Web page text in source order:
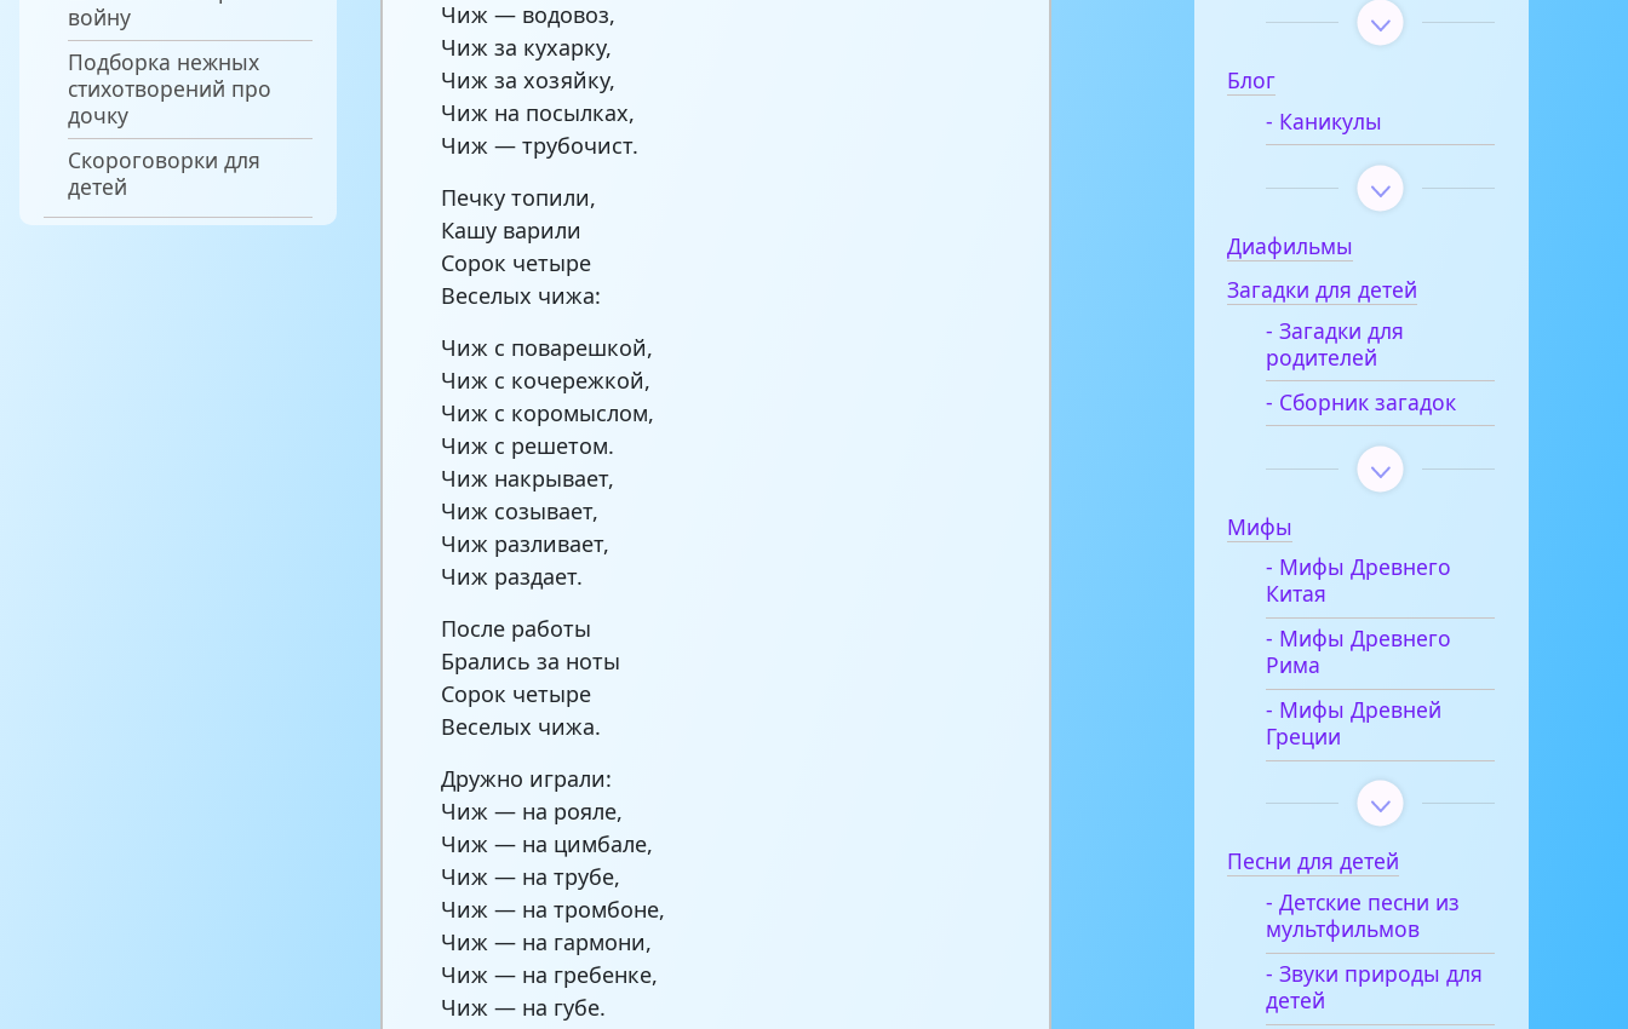
войну
Подборка нежных
стихотворений про
дочку
Скороговорки для
детей
Чиж — водовоз,
Чиж за кухарку,
Чиж за хозяйку,
Чиж на посылках,
Чиж — трубочист.
Печку топили,
Кашу варили
Сорок четыре
Веселых чижа:
Чиж с поварешкой,
Чиж с кочережкой,
Чиж с коромыслом,
Чиж с решетом.
Чиж накрывает,
Чиж созывает,
Чиж разливает,
Чиж раздает.
После работы
Брались за ноты
Сорок четыре
Веселых чижа.
Дружно играли:
Чиж — на рояле,
Чиж — на цимбале,
Чиж — на трубе,
Чиж — на тромбоне,
Чиж — на гармони,
Чиж — на гребенке,
Чиж — на губе.
Блог
- Каникулы
Диафильмы
Загадки для детей
- Загадки для
родителей
- Сборник загадок
Мифы
- Мифы Древнего
Китая
- Мифы Древнего
Рима
- Мифы Древней
Греции
Песни для детей
- Детские песни из
мультфильмов
- Звуки природы для
детей